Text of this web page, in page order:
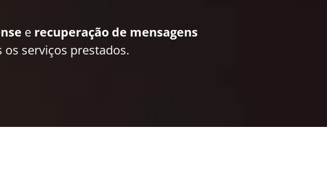
e recuperação de mensagens
os serviços prestados.